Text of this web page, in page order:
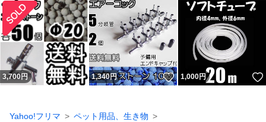
3,700円 1,340円 いいね！
1,000円
Yahoo!フリマ
ペット用品、生き物